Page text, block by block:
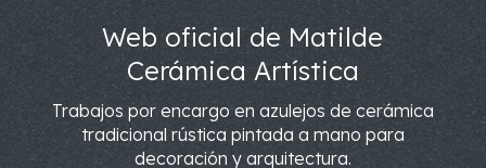
Web oficial de Matilde
Cerámica Artística
Trabajos por encargo en azulejos de cerámica
tradicional rústica pintada a mano para
decoración y arquitectura.